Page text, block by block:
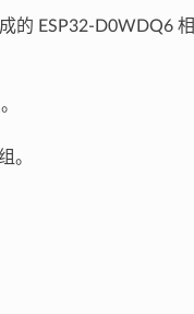
的 ESP32-D0WDQ6 相
。
。